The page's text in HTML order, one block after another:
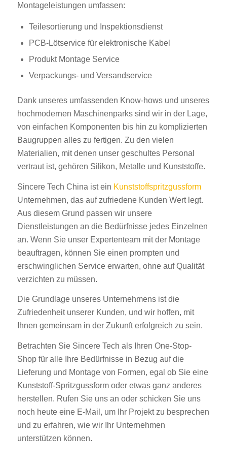
Montageleistungen umfassen:
Teilesortierung und Inspektionsdienst
PCB-Lötservice für elektronische Kabel
Produkt Montage Service
Verpackungs- und Versandservice
Dank unseres umfassenden Know-hows und unseres
hochmodernen Maschinenparks sind wir in der Lage,
von einfachen Komponenten bis hin zu komplizierten
Baugruppen alles zu fertigen. Zu den vielen
Materialien, mit denen unser geschultes Personal
vertraut ist, gehören Silikon, Metalle und Kunststoffe.
Sincere Tech China ist ein Kunststoffspritzgussform
Unternehmen, das auf zufriedene Kunden Wert legt.
Aus diesem Grund passen wir unsere
Dienstleistungen an die Bedürfnisse jedes Einzelnen
an. Wenn Sie unser Expertenteam mit der Montage
beauftragen, können Sie einen prompten und
erschwinglichen Service erwarten, ohne auf Qualität
verzichten zu müssen.
Die Grundlage unseres Unternehmens ist die
Zufriedenheit unserer Kunden, und wir hoffen, mit
Ihnen gemeinsam in der Zukunft erfolgreich zu sein.
Betrachten Sie Sincere Tech als Ihren One-Stop-
Shop für alle Ihre Bedürfnisse in Bezug auf die
Lieferung und Montage von Formen, egal ob Sie eine
Kunststoff-Spritzgussform oder etwas ganz anderes
herstellen. Rufen Sie uns an oder schicken Sie uns
noch heute eine E-Mail, um Ihr Projekt zu besprechen
und zu erfahren, wie wir Ihr Unternehmen
unterstützen können.